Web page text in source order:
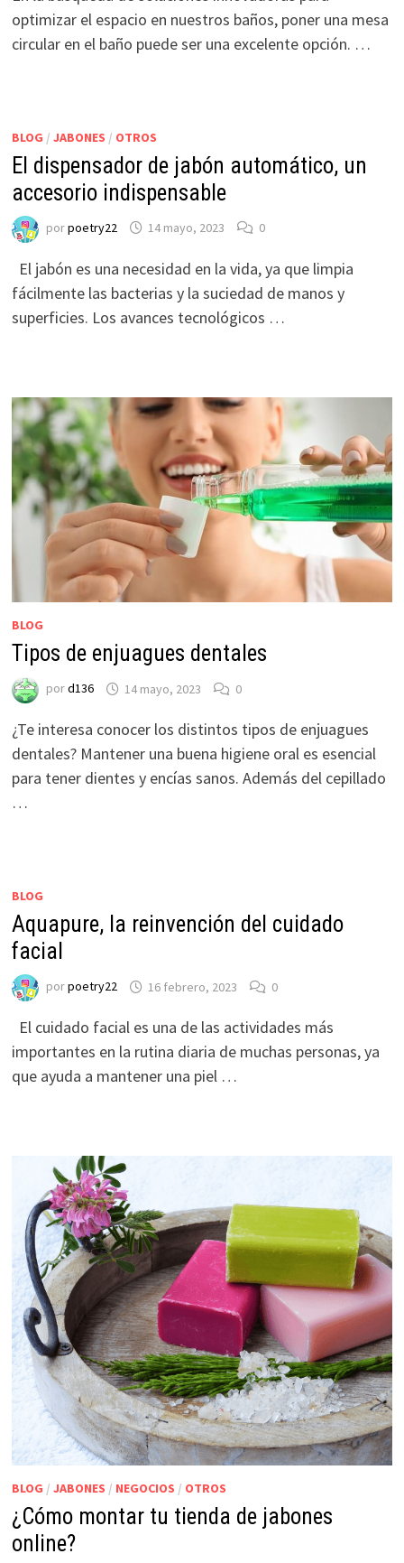
optimizar el espacio en nuestros baños, poner una mesa
circular en el baño puede ser una excelente opción. …
BLOG / JABONES / OTROS
El dispensador de jabón automático, un
accesorio indispensable
porpoetry22 14 mayo, 2023 0
El jabón es una necesidad en la vida, ya que limpia
fácilmente las bacterias y la suciedad de manos y
superficies. Los avances tecnológicos …
BLOG
Tipos de enjuagues dentales
pord136 14 mayo, 2023 0
¿Te interesa conocer los distintos tipos de enjuagues
dentales? Mantener una buena higiene oral es esencial
para tener dientes y encías sanos. Además del cepillado
…
BLOG
Aquapure, la reinvención del cuidado
facial
porpoetry22 16 febrero, 2023 0
El cuidado facial es una de las actividades más
importantes en la rutina diaria de muchas personas, ya
que ayuda a mantener una piel …
BLOG / JABONES / NEGOCIOS / OTROS
¿Cómo montar tu tienda de jabones
online?